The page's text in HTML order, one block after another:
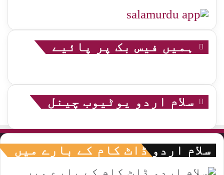
ہمیں فیس بک پر پائیے
سلام اردو یوٹیوب چینل
سلام اردو ڈاٹ کام کے بارے میں